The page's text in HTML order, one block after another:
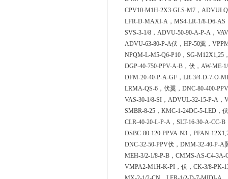
CPV10-M1H-2X3-GLS-M7，
LFR-D-MAXI-A，MS4-LR-1/8-D6-AS
SVS-3-1/8，ADVU-50-90-A-P-A，
ADVU-63-80-P-A伏，HP-50翼，
NPQM-L-M5-Q6-P10，SG-M12X1,25
DGP-40-750-PPV-A-B，伏，AW-ME-
DFM-20-40-P-A-GF，LR-3/4-D-7-O-
LRMA-QS-6，伏翼，DNC-80-400-
VAS-30-1/8-SI，ADVUL-32-15-P-A，
SMBR-8-25，KMC-1-24DC-5-LED，
CLR-40-20-L-P-A，SLT-16-30-A-CC-
DSBC-80-120-PPVA-N3，PFAN-
DNC-32-50-PPV伏，DMM-32-40-P-A
MEH-3/2-1/8-P-B，CMMS-AS-C4-3A-
VMPA2-M1H-K-PI，伏，CK-3/8-PK-